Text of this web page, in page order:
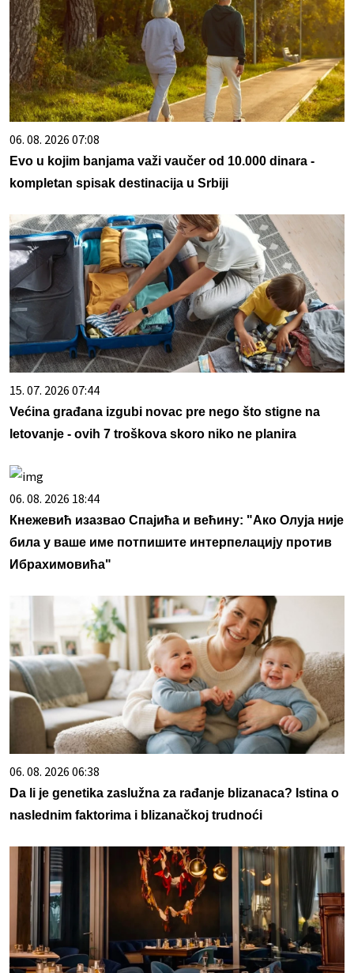
06. 08. 2026 07:08
Evo u kojim banjama važi vaučer od 10.000 dinara -
kompletan spisak destinacija u Srbiji
15. 07. 2026 07:44
Većina građana izgubi novac pre nego što stigne na
letovanje - ovih 7 troškova skoro niko ne planira
06. 08. 2026 18:44
Кнежевић изазвао Спајића и већину: "Ако Олуја није
била у ваше име потпишите интерпелацију против
Ибрахимовића"
06. 08. 2026 06:38
Da li je genetika zaslužna za rađanje blizanaca? Istina o
naslednim faktorima i blizanačkoj trudnoći